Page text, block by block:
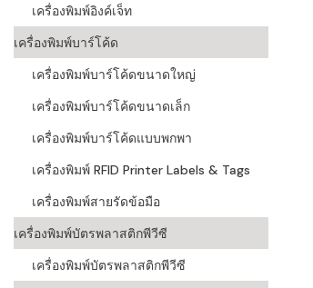
เครื่องพิมพ์อิงค์เจ็ท
เครื่องพิมพ์บาร์โค้ด
เครื่องพิมพ์บาร์โค้ดขนาดใหญ่
เครื่องพิมพ์บาร์โค้ดขนาดเล็ก
เครื่องพิมพ์บาร์โค้ดแบบพกพา
เครื่องพิมพ์ RFID Printer Labels & Tags
เครื่องพิมพ์สายรัดข้อมือ
เครื่องพิมพ์บัตรพลาสติกพีวีซี
เครื่องพิมพ์บัตรพลาสติกพีวีซี